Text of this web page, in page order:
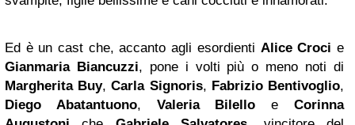
Ed è un cast che, accanto agli esordienti Alice Croci e
Gianmaria Biancuzzi, pone i volti più o meno noti di
Margherita Buy,Carla Signoris, Fabrizio Bentivoglio,
Diego Abatantuono, Valeria Bilello eCorinna